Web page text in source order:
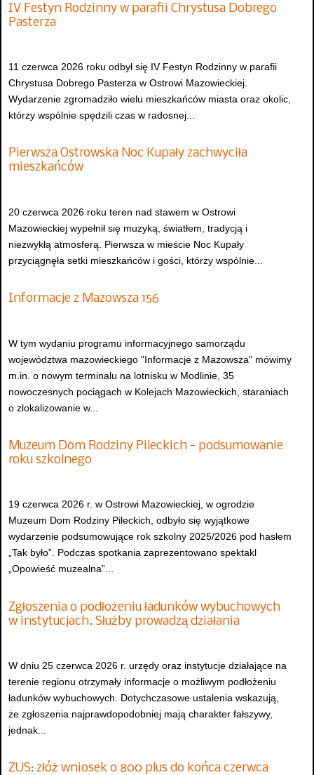
IV Festyn Rodzinny w parafii Chrystusa Dobrego
Pasterza
11 czerwca 2026 roku odbył się IV Festyn Rodzinny w parafii
Chrystusa Dobrego Pasterza w Ostrowi Mazowieckiej.
Wydarzenie zgromadziło wielu mieszkańców miasta oraz okolic,
którzy wspólnie spędzili czas w radosnej...
Pierwsza Ostrowska Noc Kupały zachwyciła
mieszkańców
20 czerwca 2026 roku teren nad stawem w Ostrowi
Mazowieckiej wypełnił się muzyką, światłem, tradycją i
niezwykłą atmosferą. Pierwsza w mieście Noc Kupały
przyciągnęła setki mieszkańców i gości, którzy wspólnie...
Informacje z Mazowsza 156
W tym wydaniu programu informacyjnego samorządu
województwa mazowieckiego "Informacje z Mazowsza" mówimy
m.in. o nowym terminalu na lotnisku w Modlinie, 35
nowoczesnych pociągach w Kolejach Mazowieckich, staraniach
o zlokalizowanie w...
Muzeum Dom Rodziny Pileckich - podsumowanie
roku szkolnego
19 czerwca 2026 r. w Ostrowi Mazowieckiej, w ogrodzie
Muzeum Dom Rodziny Pileckich, odbyło się wyjątkowe
wydarzenie podsumowujące rok szkolny 2025/2026 pod hasłem
„Tak było”. Podczas spotkania zaprezentowano spektakl
„Opowieść muzealna”...
Zgłoszenia o podłożeniu ładunków wybuchowych
w instytucjach. Służby prowadzą działania
W dniu 25 czerwca 2026 r. urzędy oraz instytucje działające na
terenie regionu otrzymały informacje o możliwym podłożeniu
ładunków wybuchowych. Dotychczasowe ustalenia wskazują,
że zgłoszenia najprawdopodobniej mają charakter fałszywy,
jednak...
ZUS: złóż wniosek o 800 plus do końca czerwca